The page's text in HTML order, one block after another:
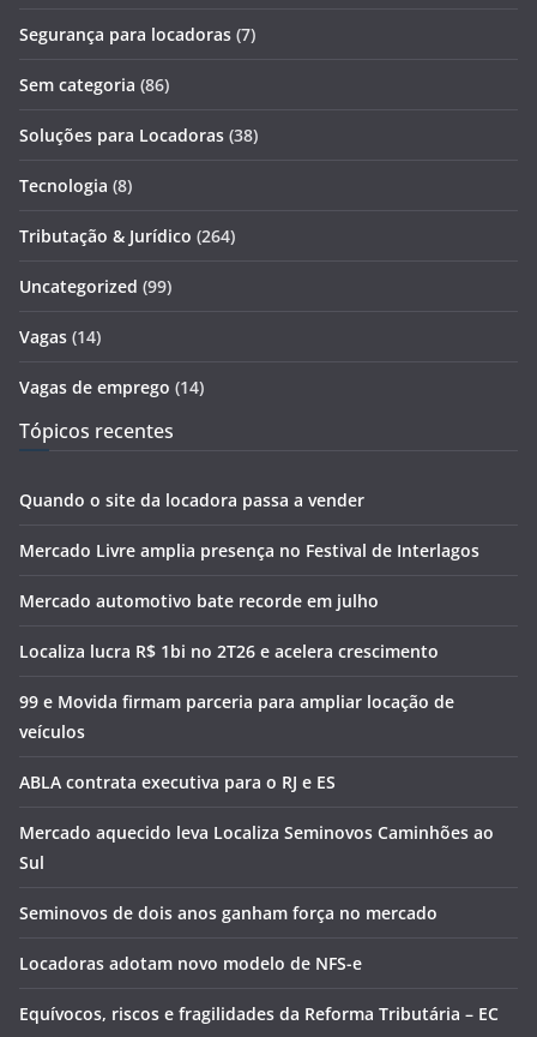
Segurança para locadoras (7)
Sem categoria (86)
Soluções para Locadoras (38)
Tecnologia (8)
Tributação & Jurídico (264)
Uncategorized (99)
Vagas (14)
Vagas de emprego (14)
Tópicos recentes
Quando o site da locadora passa a vender
Mercado Livre amplia presença no Festival de Interlagos
Mercado automotivo bate recorde em julho
Localiza lucra R$ 1bi no 2T26 e acelera crescimento
99 e Movida firmam parceria para ampliar locação de
veículos
ABLA contrata executiva para o RJ e ES
Mercado aquecido leva Localiza Seminovos Caminhões ao
Sul
Seminovos de dois anos ganham força no mercado
Locadoras adotam novo modelo de NFS-e
Equívocos, riscos e fragilidades da Reforma Tributária – EC